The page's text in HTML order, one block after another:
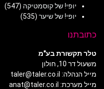
יופי! של קוסמטיקה (547)
יופי! של שיער (535)
כתובתנו
טלר תקשורת בע"מ
משעול דר 10, חולון
מייל הנהלה: taler@taler.co.il
מייל מערכת: anat@taler.co.il